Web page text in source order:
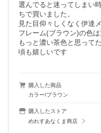
選んでると迷ってしまい
ちで買いました。
見た目仰々しくなく伊達
フレーム(ブラウン)の色
もっと濃い茶色と思って
頃も嬉しいです
購入した商品
カラー/ブラウン
購入したストア
めれすあなくま商店